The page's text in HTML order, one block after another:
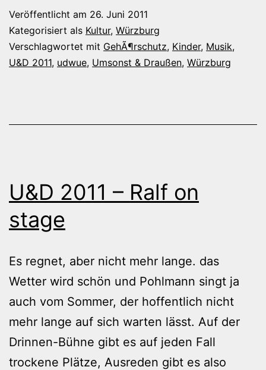
Was
auf
die
Veröffentlicht am 26. Juni 2011
Kategorisiert als Kultur, Würzburg
Verschlagwortet mit GehÃ¶rschutz, Kinder, Musik,
U&D 2011, udwue, Umsonst & Draußen, Würzburg
U&D 2011 – Ralf on
stage
Es regnet, aber nicht mehr lange. das
Wetter wird schön und Pohlmann singt ja
auch vom Sommer, der hoffentlich nicht
mehr lange auf sich warten lässt. Auf der
Drinnen-Bühne gibt es auf jeden Fall
trockene Plätze, Ausreden gibt es also